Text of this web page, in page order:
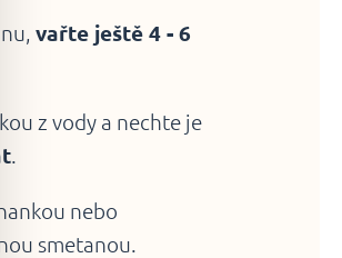
vařte ještě 4 - 6
z vody a nechte je
.
nebo
smetanou.